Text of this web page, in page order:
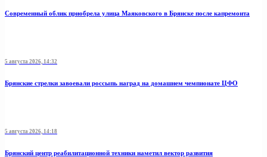
Современный облик приобрела улица Маяковского в Брянске после капремонта
5 августа 2026, 14:32
Брянские стрелки завоевали россыпь наград на домашнем чемпионате ЦФО
5 августа 2026, 14:18
Брянский центр реабилитационной техники наметил вектор развития